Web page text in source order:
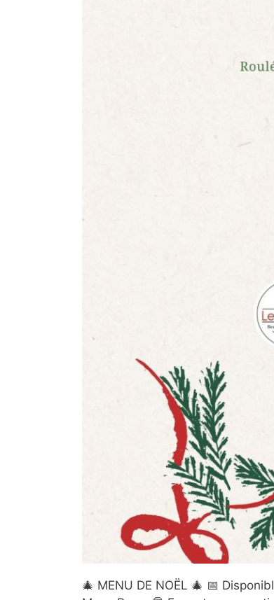
🎄 MENU DE NOËL 🎄 📅